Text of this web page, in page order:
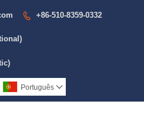
 +86-510-8359-0332
Português 